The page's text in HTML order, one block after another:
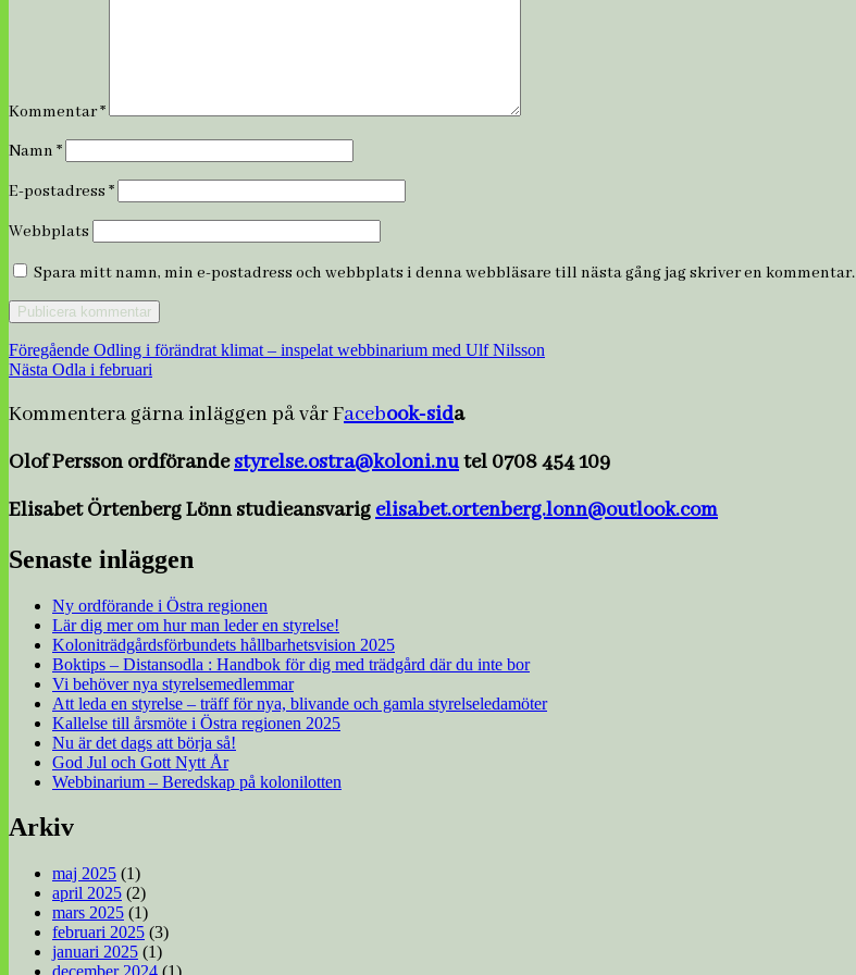
Kommentar*
Namn *
E-postadress *
Webbplats
Spara mitt namn, min e-postadress och webbplats i denna webbläsare till nästa gång jag skriver en kommentar.
Inläggsnavigering
Föregående Föregående
inlägg:
Odling i förändrat klimat – inspelat webbinarium med Ulf Nilsson
Nästa Nästa
Odla i februari
Kommentera gärna inläggen på vår Facebook-sida
Olof Persson ordförandestyrelse.ostra@koloni.nutel 0708 454 109
Elisabet Örtenberg Lönn studieansvarig elisabet.ortenberg.lonn@outlook.com
Senaste inläggen
Ny ordförande i Östra regionen
Lär dig mer om hur man leder en styrelse!
Koloniträdgårdsförbundets hållbarhetsvision 2025
Boktips – Distansodla : Handbok för dig med trädgård där du inte bor
Vi behöver nya styrelsemedlemmar
Att leda en styrelse – träff för nya, blivande och gamla styrelseledamöter
Kallelse till årsmöte i Östra regionen 2025
Nu är det dags att börja så!
God Jul och Gott Nytt År
Webbinarium – Beredskap på kolonilotten
Arkiv
maj 2025 (1)
april 2025 (2)
mars 2025 (1)
februari 2025 (3)
januari 2025 (1)